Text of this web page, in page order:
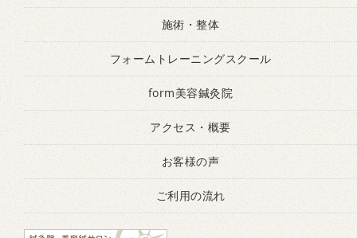
施術・整体
フォームトレーニングスクール
form美容鍼灸院
アクセス・概要
お客様の声
ご利用の流れ